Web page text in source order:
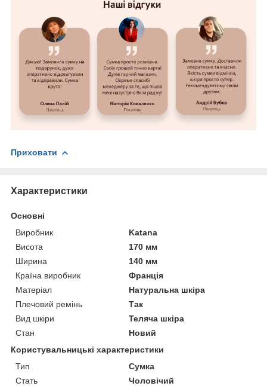
Приховати
Характеристики
Основні
Виробник
Katana
Висота
170 мм
Ширина
140 мм
Країна виробник
Франція
Матеріал
Натуральна шкіра
Плечовий ремінь
Так
Вид шкіри
Теляча шкіра
Стан
Новий
Користувальницькі характеристики
Тип
Сумка
Стать
Чоловічий